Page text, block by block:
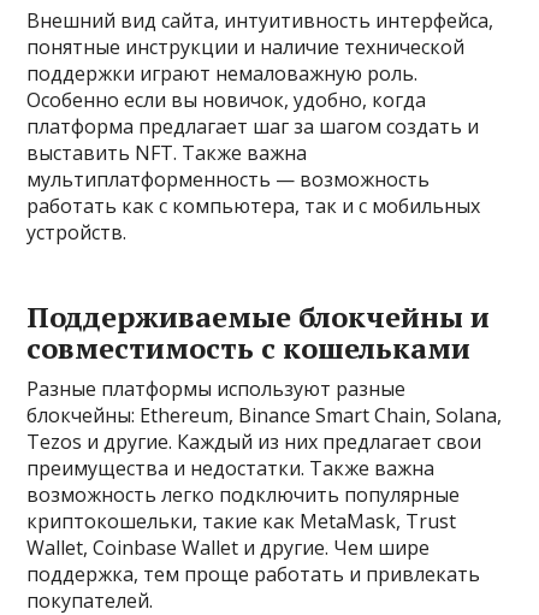
Внешний вид сайта, интуитивность интерфейса,
понятные инструкции и наличие технической
поддержки играют немаловажную роль.
Особенно если вы новичок, удобно, когда
платформа предлагает шаг за шагом создать и
выставить NFT. Также важна
мультиплатформенность — возможность
работать как с компьютера, так и с мобильных
устройств.
Поддерживаемые блокчейны и
совместимость с кошельками
Разные платформы используют разные
блокчейны: Ethereum, Binance Smart Chain, Solana,
Tezos и другие. Каждый из них предлагает свои
преимущества и недостатки. Также важна
возможность легко подключить популярные
криптокошельки, такие как MetaMask, Trust
Wallet, Coinbase Wallet и другие. Чем шире
поддержка, тем проще работать и привлекать
покупателей.